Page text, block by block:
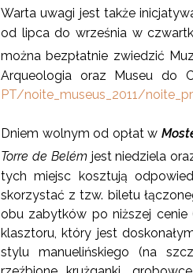
Warta uwagi jest także
od lipca do września w
można bezpłatnie zwiedzić
Arqueologia oraz Museu do
PT/noite_museus_2011/
Dniem wolnym od opłat w
Torre de Belém jest niedziela
tych miejsc kosztują
skorzystać z tzw. biletu
obu zabytków po niższej cenie
klasztoru, który jest
stylu manuelińskiego (na